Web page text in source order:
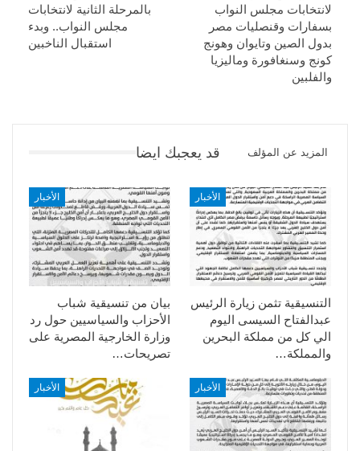
بالمرحلة الثانية لانتخابات
مجلس النواب.. وبدء
استقبال الناخبين
لانتخابات مجلس النواب
بسفارات وقنصليات مصر
بدول الصين وتايوان وهونج
كونج وسنغافورة وماليزيا
والفلبين
قد يعجبك ايضا المزيد عن المؤلف
الأخبار
بيان من تنسيقية شباب
الأحزاب والسياسيين حول رد
وزارة الخارجية المصرية على
تصريحات…
الأخبار
التنسيقية تثمن زيارة الرئيس
عبدالفتاح السيسى اليوم
الي كل من مملكة البحرين
والمملكة…
الأخبار الأخبار